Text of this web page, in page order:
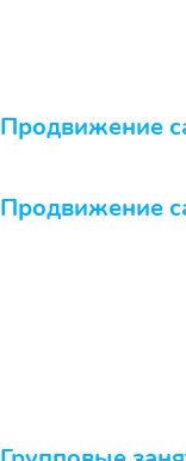
Продвижение
Продвижение